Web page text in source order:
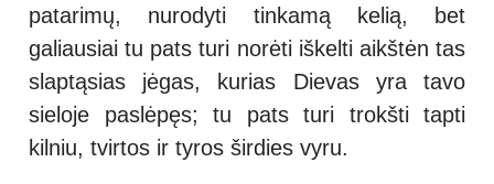
patarimų, nurodyti tinkamą kelią, bet
galiausiai tu pats turi norėti iškelti aikštėn tas
slaptąsias jėgas, kurias Dievas yra tavo
sieloje paslėpęs; tu pats turi trokšti tapti
kilniu, tvirtos ir tyros širdies vyru.